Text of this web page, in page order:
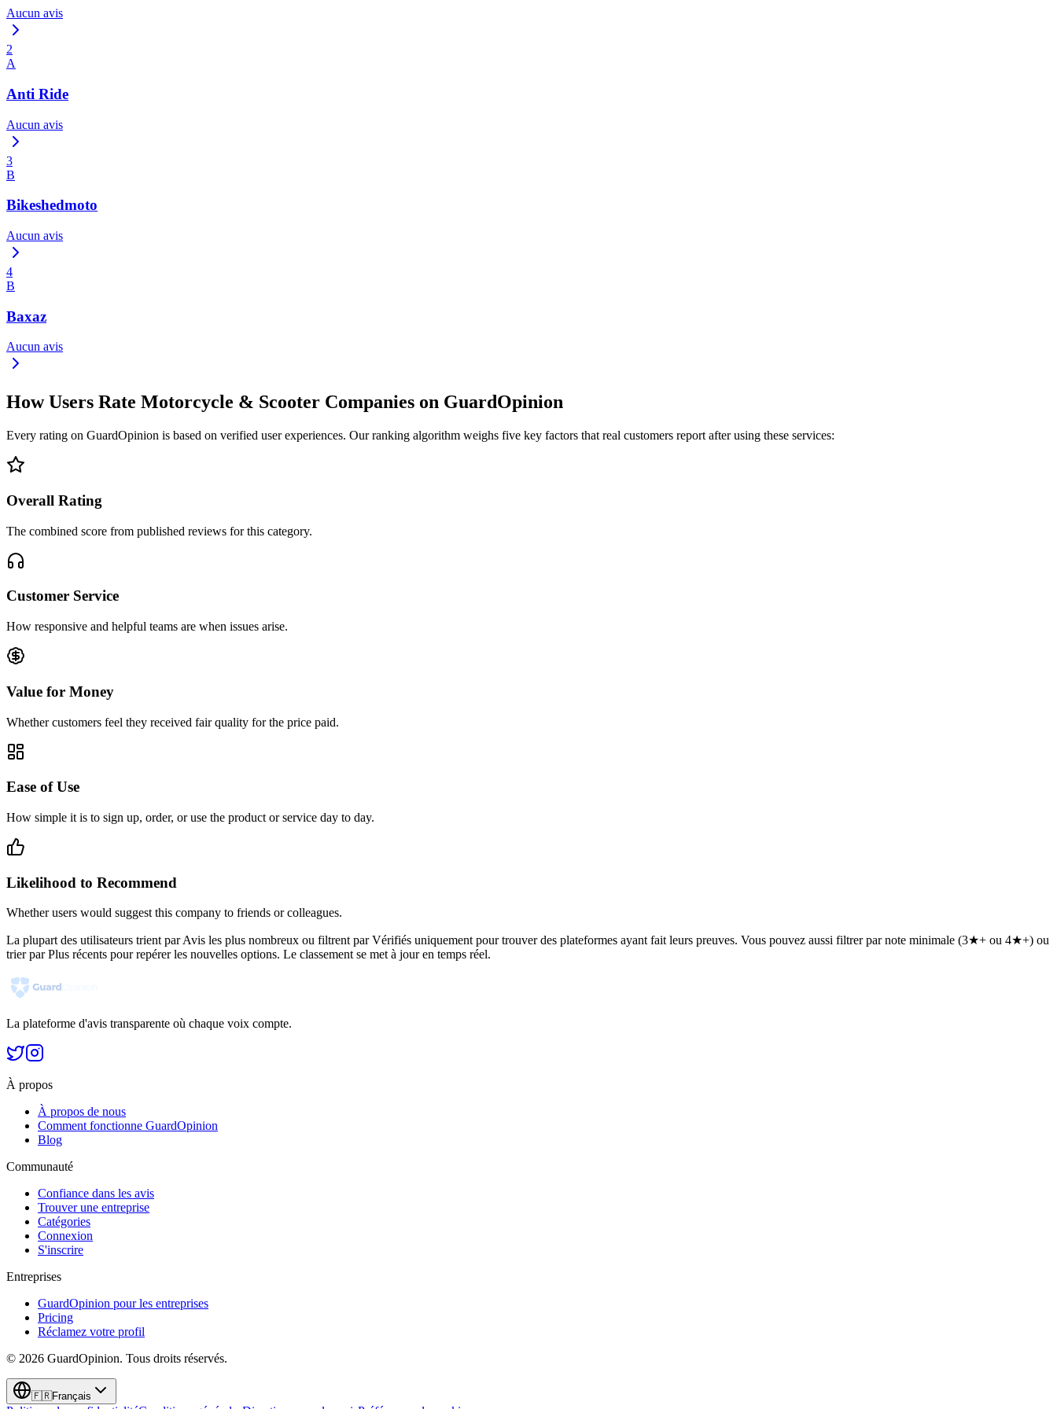
Aucun avis
2
A
Anti Ride
Aucun avis
3
B
Bikeshedmoto
Aucun avis
4
B
Baxaz
Aucun avis
How Users Rate Motorcycle & Scooter Companies on GuardOpinion
Every rating on GuardOpinion is based on verified user experiences. Our ranking algorithm weighs five key factors that real customers report after using these services:
Overall Rating
The combined score from published reviews for this category.
Customer Service
How responsive and helpful teams are when issues arise.
Value for Money
Whether customers feel they received fair quality for the price paid.
Ease of Use
How simple it is to sign up, order, or use the product or service day to day.
Likelihood to Recommend
Whether users would suggest this company to friends or colleagues.
La plupart des utilisateurs trient par Avis les plus nombreux ou filtrent par Vérifiés uniquement pour trouver des plateformes ayant fait leurs preuves. Vous pouvez aussi filtrer par note minimale (3★+ ou 4★+) ou
trier par Plus récents pour repérer les nouvelles options. Le classement se met à jour en temps réel.
La plateforme d'avis transparente où chaque voix compte.
À propos
À propos de nous
Comment fonctionne GuardOpinion
Blog
Communauté
Confiance dans les avis
Trouver une entreprise
Catégories
Connexion
S'inscrire
Entreprises
GuardOpinion pour les entreprises
Pricing
Réclamez votre profil
© 2026 GuardOpinion. Tous droits réservés.
🇫🇷Français